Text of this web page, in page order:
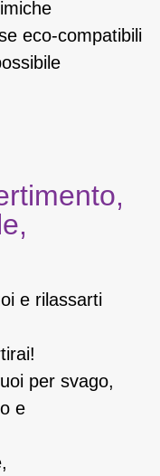
eco-compatibili
e rilassarti
per svago,
e